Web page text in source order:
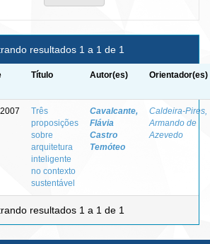
resultados 1 a 1 de 1
Título Autor(es) Orientador(es)
Três
proposições
sobre
arquitetura
inteligente
no contexto
sustentável
Cavalcante,
Flávia
Castro
Temóteo
Caldeira-Pires,
Armando de
Azevedo
resultados 1 a 1 de 1